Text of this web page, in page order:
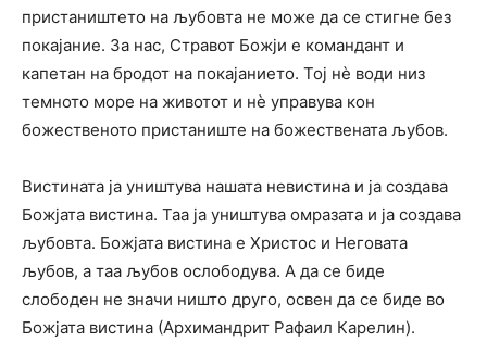
пристаништето на љубовта не може да се стигне без
покајание. За нас, Стравот Божји е командант и
капетан на бродот на покајанието. Тој нè води низ
темното море на животот и нè управува кон
божественото пристаниште на божествената љубов.
Вистината ја уништува нашата невистина и ја создава
Божјата вистина. Таа ја уништува омразата и ја создава
љубовта. Божјата вистина е Христос и Неговата
љубов, а таа љубов ослободува. А да се биде
слободен не значи ништо друго, освен да се биде во
Божјата вистина (Архимандрит Рафаил Карелин).